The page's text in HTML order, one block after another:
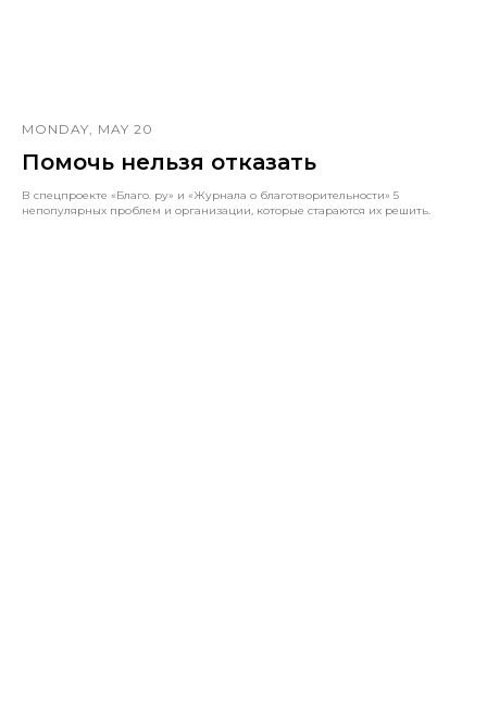
MONDAY, MAY 20
Помочь нельзя отказать
В спецпроекте «Благо. ру» и «Журнала о благотворительности» 5
непопулярных проблем и организации, которые стараются их решить.